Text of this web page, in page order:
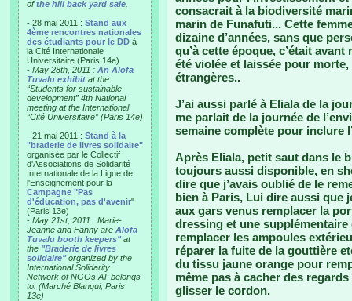
ofthe hill back yard sale
- 28 mai 2011 : Stand aux
4ème rencontres nationales
des étudiants pour le DD à
la Cité Internationale
Universitaire (Paris 14e)
- May 28th, 2011 : An Alofa
Tuvalu exhibit at the
“Students for sustainable
development” 4th National
meeting at the International
“Cité Universitaire” (Paris 14e)
- 21 mai 2011 : Stand à la
"braderie de livres solidaire"
organisée par le Collectif
d'Associations de Solidarité
Internationale de la Ligue de
l'Enseignement pour la
Campagne "Pas
d'éducation, pas d'avenir"
(Paris 13e)
- May 21st, 2011 : Marie-
Jeanne and Fanny are Alofa
Tuvalu booth keepers"at
the "Braderie de livres
solidaire"organized by the
International Solidarity
Network of NGOs AT belongs
to. (Marché Blanqui, Paris
13e)
consacrait à la biodiversité
marin de Funafuti... Cette
dizaine d’années, sans que
qu’à cette époque, c’était
été violée et laissée pour
étrangères..
J’ai aussi parlé à Eliala de la
me parlait de la journée de
semaine complète pour inclure
Après Eliala, petit saut dans le
toujours aussi disponible, en
dire que j’avais oublié de le
bien à Paris, Lui dire aussi que
aux gars venus remplacer la
dressing et une
remplacer les ampoules
réparer la fuite de la gouttière
du tissu jaune orange pour
même pas à cacher des
glisser le cordon.